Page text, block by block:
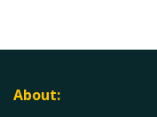
About: